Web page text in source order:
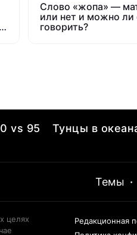
Слово «жопа» —
или нет и можно ли
говорить?
vs 95 Тунцы в
Темы ·
целях
Редакционная